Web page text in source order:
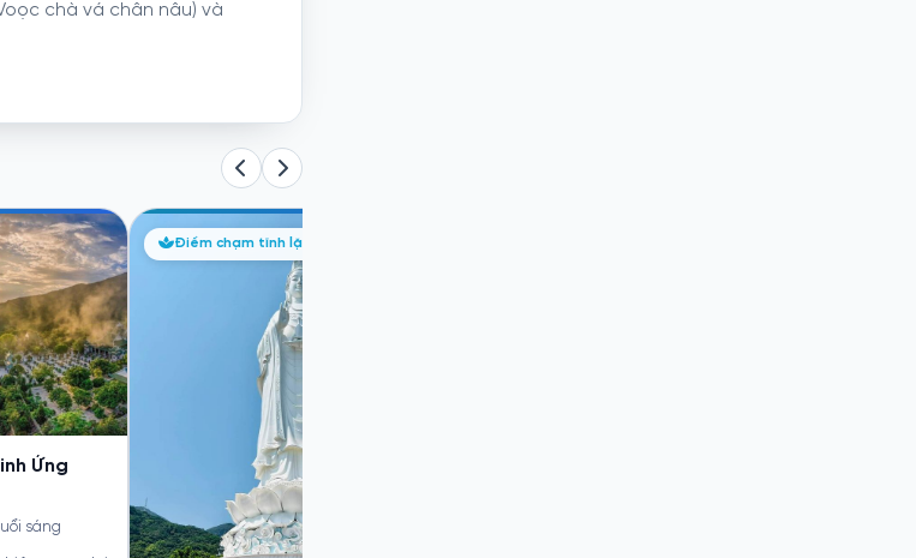
chà vá chân nâu) và
"Tam Bộ
Cầu Nơi
Sơn Trà, Đà
bề của xã
Điểm chạm tĩnh lặng
Thưởng trà trong không gian
Hoạt động “Thưởng trà trong không gian
cổ Hội An” được đề xuất như một điểm...